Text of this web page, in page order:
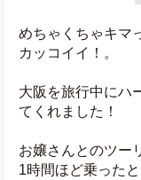
めちゃくちゃキマ
カッコイイ！。
大阪を旅行中にハ
てくれました！
お嬢さんとのツー
1時間ほど乗った